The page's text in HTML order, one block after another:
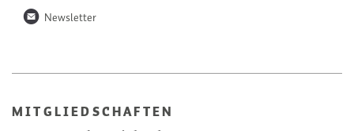
n Newsletter
MITGLIEDSCHAFTEN